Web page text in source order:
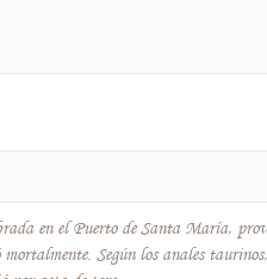
en el Puerto de Santa María,
Según los anales